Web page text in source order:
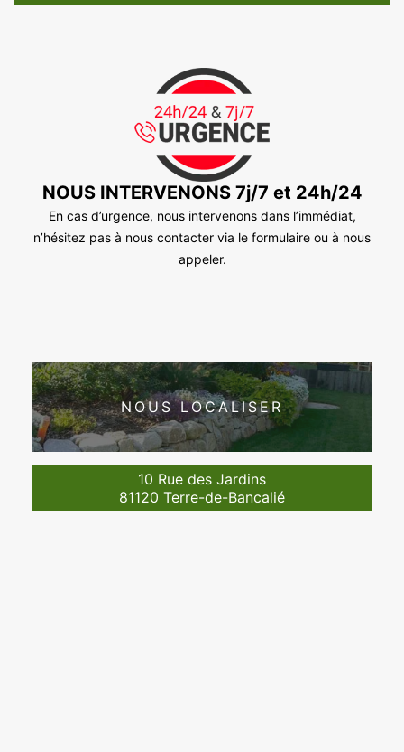
NOUS INTERVENONS 7j/7 et 24h/24
En cas d’urgence, nous intervenons dans l’immédiat,
n’hésitez pas à nous contacter via le formulaire ou à nous
appeler.
NOUS LOCALISER
10 Rue des Jardins
81120 Terre-de-Bancalié